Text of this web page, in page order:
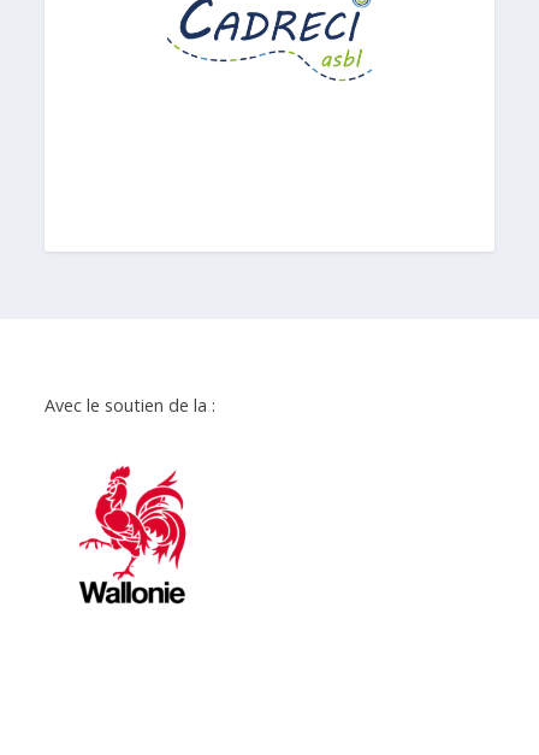
Avec le soutien de la :